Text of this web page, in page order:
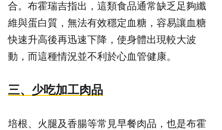
合。布霍瑞吉指出，這類食品通常缺乏足夠纖
維與蛋白質，無法有效穩定血糖，容易讓血糖
快速升高後再迅速下降，使身體出現較大波
動，而這種情況並不利於心血管健康。
三、少吃加工肉品
培根、火腿及香腸等常見早餐肉品，也是布霍